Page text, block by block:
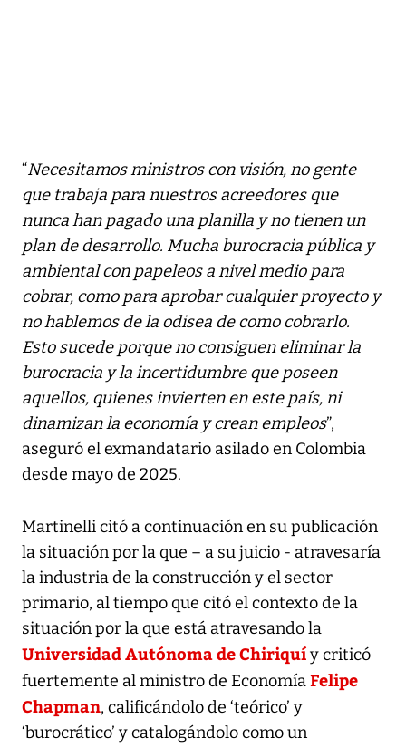
“Necesitamos ministros con visión, no gente
que trabaja para nuestros acreedores que
nunca han pagado una planilla y no tienen un
plan de desarrollo. Mucha burocracia pública y
ambiental con papeleos a nivel medio para
cobrar, como para aprobar cualquier proyecto y
no hablemos de la odisea de como cobrarlo.
Esto sucede porque no consiguen eliminar la
burocracia y la incertidumbre que poseen
aquellos, quienes invierten en este país, ni
dinamizan la economía y crean empleos”,
aseguró el exmandatario asilado en Colombia
desde mayo de 2025.
Martinelli citó a continuación en su publicación
la situación por la que – a su juicio - atravesaría
la industria de la construcción y el sector
primario, al tiempo que citó el contexto de la
situación por la que está atravesando la
Universidad Autónoma de Chiriquíy criticó
fuertemente al ministro de EconomíaFelipe
Chapman, calificándolo de ‘teórico’ y
‘burocrático’ y catalogándolo como un